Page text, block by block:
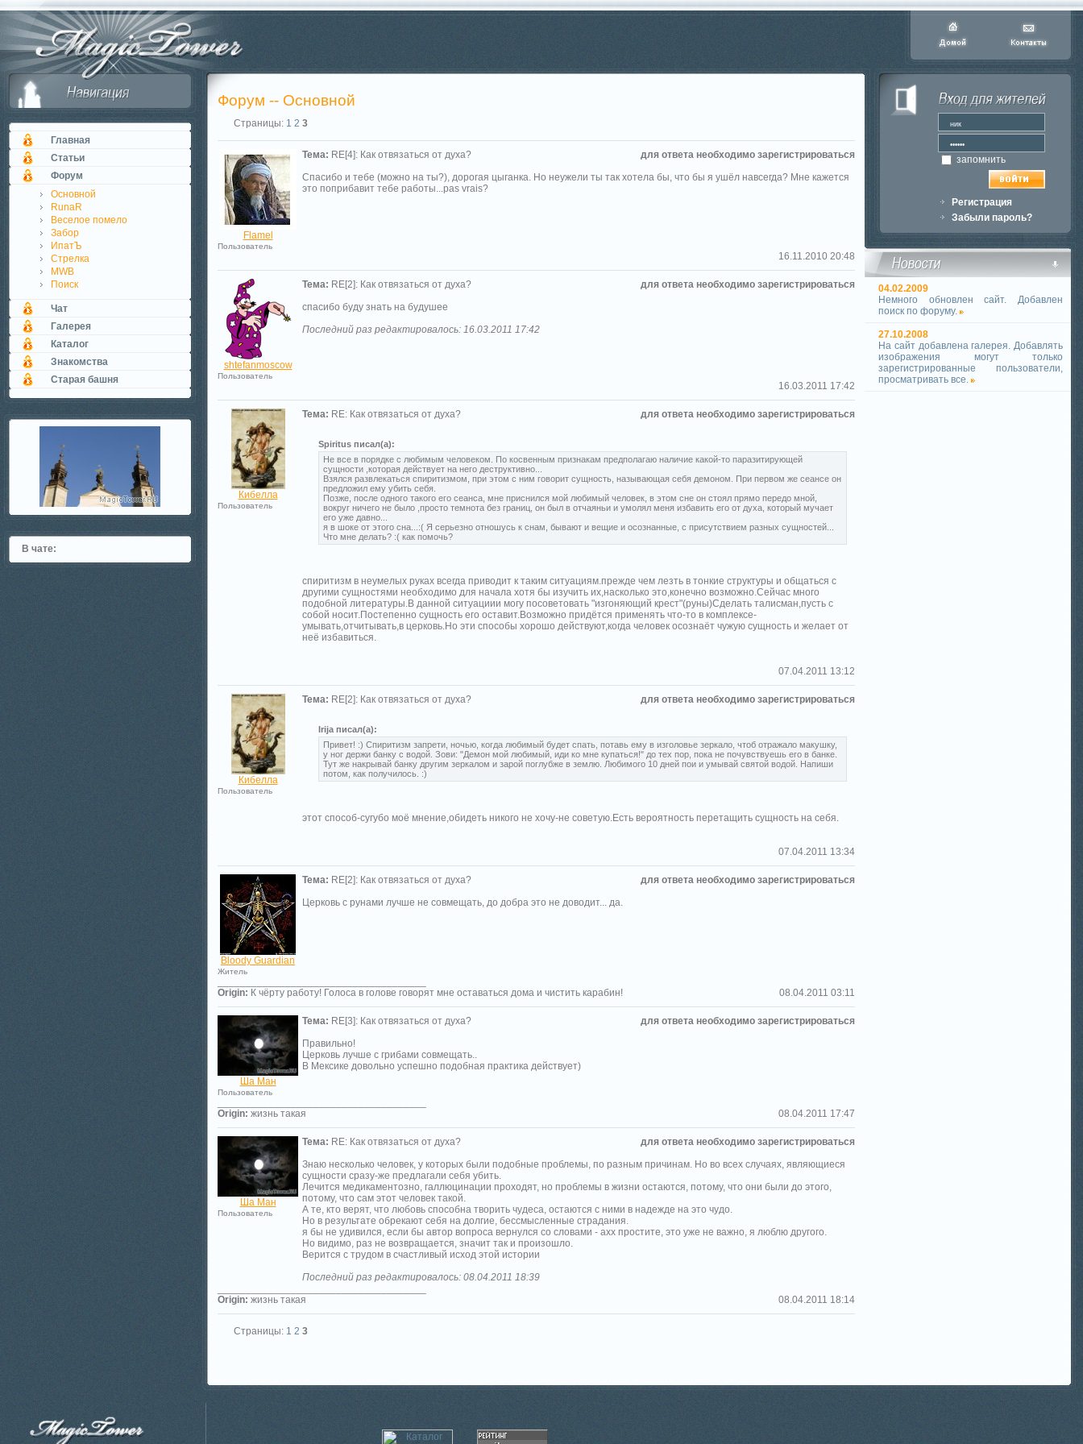
Главная
Статьи
Форум
Основной
RunaR
Веселое помело
Забор
ИпатЪ
Стрелка
MWB
Поиск
Чат
Галерея
Каталог
Знакомства
Старая башня
В чате:
Форум -- Основной
Страницы: 1 2 3
Flamel
Пользователь
Тема: RE[4]: Как отвязаться от духа?
для ответа необходимо зарегистрироваться
Спасибо и тебе (можно на ты?), дорогая цыганка. Но неужели ты так хотела бы, что бы я ушёл навсегда? Мне кажется
это поприбавит тебе работы...pas vrais?
16.11.2010 20:48
shtefanmoscow
Пользователь
Тема: RE[2]: Как отвязаться от духа?
для ответа необходимо зарегистрироваться
спасибо буду знать на будушее
Последний раз редактировалось: 16.03.2011 17:42
16.03.2011 17:42
Кибелла
Пользователь
Тема: RE: Как отвязаться от духа? для ответа необходимо зарегистрироваться
Spiritus писал(а):
Не все в порядке с любимым человеком. По косвенным признакам предполагаю наличие какой-то паразитирующей
сущности ,которая действует на него деструктивно...
Взялся развлекаться спиритизмом, при этом с ним говорит сущность, называющая себя демоном. При первом же сеансе он
предложил ему убить себя.
Позже, после одного такого его сеанса, мне приснился мой любимый человек, в этом сне он стоял прямо передо мной,
вокруг ничего не было ,просто темнота без границ, он был в отчаяньи и умолял меня избавить его от духа, который мучает
его уже давно...
я в шоке от этого сна...:( Я серьезно отношусь к снам, бывают и вещие и осознанные, с присутствием разных сущностей...
Что мне делать? :( как помочь?
спиритизм в неумелых руках всегда приводит к таким ситуациям.прежде чем лезть в тонкие структуры и общаться с
другими сущностями необходимо для начала хотя бы изучить их,насколько это,конечно возможно.Сейчас много
подобной литературы.В данной ситуациии могу посоветовать "изгоняющий крест"(руны)Сделать талисман,пусть с
собой носит.Постепенно сущность его оставит.Возможно придётся применять что-то в комплексе-
умывать,отчитывать,в церковь.Но эти способы хорошо действуют,когда человек осознаёт чужую сущность и желает от
неё избавиться.
07.04.2011 13:12
Кибелла
Пользователь
Тема: RE[2]: Как отвязаться от духа? для ответа необходимо зарегистрироваться
Irija писал(а):
Привет! :) Спиритизм запрети, ночью, когда любимый будет спать, потавь ему в изголовье зеркало, чтоб отражало макушку,
у ног держи банку с водой. Зови: "Демон мой любимый, иди ко мне купаться!" до тех пор, пока не почувствуешь его в банке.
Тут же накрывай банку другим зеркалом и зарой поглубже в землю. Любимого 10 дней пои и умывай святой водой. Напиши
потом, как получилось. :)
этот способ-сугубо моё мнение,обидеть никого не хочу-не советую.Есть вероятность перетащить сущность на себя.
07.04.2011 13:34
Bloody Guardian
Житель
Тема: RE[2]: Как отвязаться от духа?
для ответа необходимо зарегистрироваться
Церковь с рунами лучше не совмещать, до добра это не доводит... да.
Origin: К чёрту работу! Голоса в голове говорят мне оставаться дома и чистить карабин! 08.04.2011 03:11
Ша Ман
Пользователь
Тема: RE[3]: Как отвязаться от духа?
для ответа необходимо зарегистрироваться
Правильно!
Церковь лучше с грибами совмещать..
В Мексике довольно успешно подобная практика действует)
Origin: жизнь такая 08.04.2011 17:47
Ша Ман
Пользователь
Тема: RE: Как отвязаться от духа?
для ответа необходимо зарегистрироваться
Знаю несколько человек, у которых были подобные проблемы, по разным причинам. Но во всех случаях, являющиеся
сущности сразу-же предлагали себя убить.
Лечится медикаментозно, галлюцинации проходят, но проблемы в жизни остаются, потому, что они были до этого,
потому, что сам этот человек такой.
А те, кто верят, что любовь способна творить чудеса, остаются с ними в надежде на это чудо.
Но в результате обрекают себя на долгие, бессмысленные страдания.
я бы не удивился, если бы автор вопроса вернулся со словами - ахх простите, это уже не важно, я люблю другого.
Но видимо, раз не возвращается, значит так и произошло.
Верится с трудом в счастливый исход этой истории
Последний раз редактировалось: 08.04.2011 18:39
Origin: жизнь такая 08.04.2011 18:14
Страницы: 1 2 3
запомнить
Регистрация
Забыли пароль?
04.02.2009
Немного обновлен сайт. Добавлен
поиск по форуму.
27.10.2008
На сайт добавлена галерея. Добавлять
изображения могут только
зарегистрированные пользователи,
просматривать все.